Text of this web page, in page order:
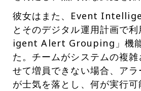
彼女はまた、Event
とそのデジタル運用計画で
igent Alert Grouping」機能
た。チームがシステムの複
せて増員できない場合、ア
が士気を落とし、何が実行